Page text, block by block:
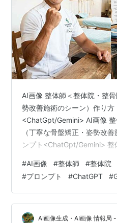
AI画像 整体師＜整体院・整
勢改善施術のシーン）作り方
<ChatGpt/Gemini> AI画像
（丁寧な骨盤矯正・姿勢改
ンプト<ChatGpt/Gemini> 整
えたいとお考えではありませ
正や姿勢改善の施術シーンは
えるために非常に重要な要
にカメラマンを手配して撮
の面でハードルが高いと感じ
#AI画像 #整体師 #整体院
#プロンプト #ChatGPT #
AI画像生成・AI画像 情報局 -